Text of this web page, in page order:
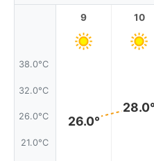
38.0°C
32.0°C
26.0°C
21.0°C
9
26.0°
10
28.0°